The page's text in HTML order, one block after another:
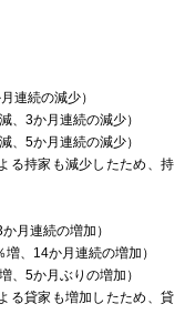
連続の減少）
、3か月連続の減少）
、5か月連続の減少）
る持家も減少したため、持
月連続の増加）
、14か月連続の増加）
、5か月ぶりの増加）
る貸家も増加したため、貸